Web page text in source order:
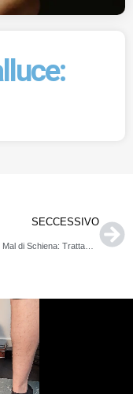
SECCESSIVO
Tecar per il Mal di Schiena: Trattamento Efficace e Non Invasivo